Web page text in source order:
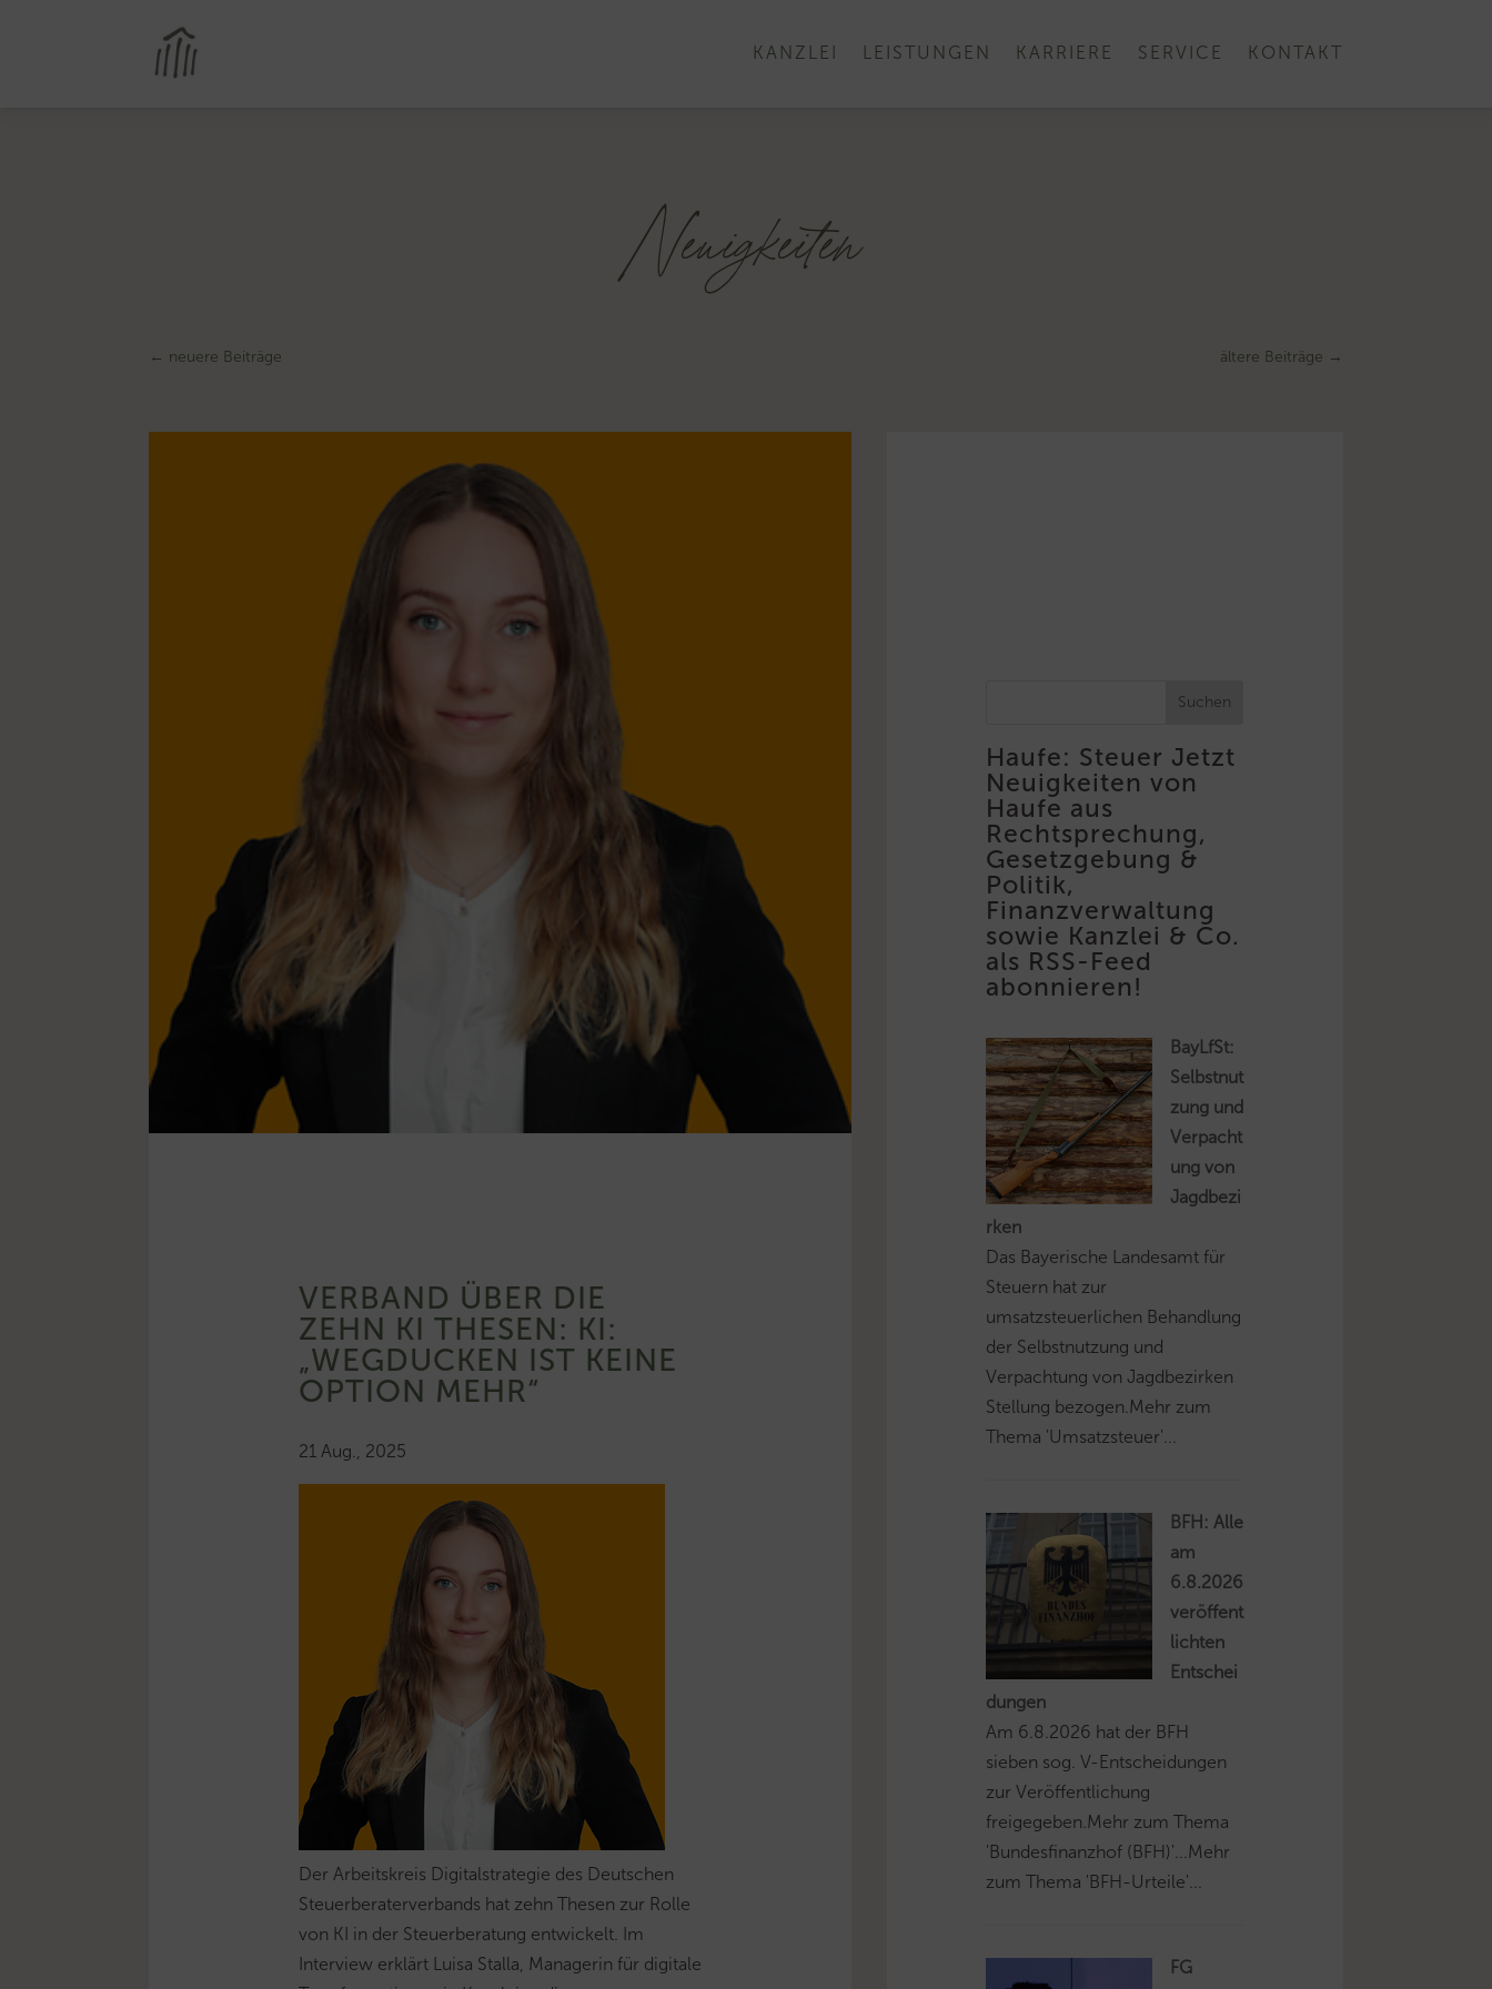
KANZLEI LEISTUNGEN KARRIERE SERVICE KONTAKT
Neuigkeiten
← neuere Beiträge ältere Beiträge →
VERBAND ÜBER DIE
ZEHN KI THESEN: KI:
„WEGDUCKEN IST KEINE
OPTION MEHR“
21 Aug., 2025
Der Arbeitskreis Digitalstrategie des Deutschen
Steuerberaterverbands hat zehn Thesen zur Rolle
von KI in der Steuerberatung entwickelt. Im
Interview erklärt Luisa Stalla, Managerin für digitale
Suchen
Haufe: Steuer Jetzt
Neuigkeiten von
Haufe aus
Rechtsprechung,
Gesetzgebung &
Politik,
Finanzverwaltung
sowie Kanzlei & Co.
als RSS-Feed
abonnieren!
BayLfSt:
Selbstnut
zung und
Verpacht
ung von
Jagdbezi
rken
Das Bayerische Landesamt für
Steuern hat zur
umsatzsteuerlichen Behandlung
der Selbstnutzung und
Verpachtung von Jagdbezirken
Stellung bezogen.Mehr zum
Thema 'Umsatzsteuer'...
BFH: Alle
am
6.8.2026
veröffent
lichten
Entschei
dungen
Am 6.8.2026 hat der BFH
sieben sog. V-Entscheidungen
zur Veröffentlichung
freigegeben.Mehr zum Thema
'Bundesfinanzhof (BFH)'...Mehr
zum Thema 'BFH-Urteile'...
FG